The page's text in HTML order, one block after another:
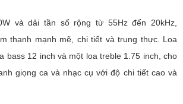
và dải tần số rộng từ 55Hz đến 20kHz,
thanh mạnh mẽ, chi tiết và trung thực. Loa
bass 12 inch và một loa treble 1.75 inch, cho
giọng ca và nhạc cụ với độ chi tiết cao và